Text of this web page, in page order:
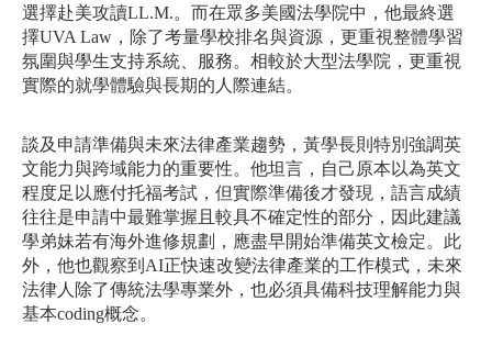
選擇赴美攻讀LL.M.。而在眾多美國法學院中，他最終選
擇UVA Law，除了考量學校排名與資源，更重視整體學習
氛圍與學生支持系統、服務。相較於大型法學院，更重視
實際的就學體驗與長期的人際連結。
談及申請準備與未來法律產業趨勢，黃學長則特別強調英
文能力與跨域能力的重要性。他坦言，自己原本以為英文
程度足以應付托福考試，但實際準備後才發現，語言成績
往往是申請中最難掌握且較具不確定性的部分，因此建議
學弟妹若有海外進修規劃，應盡早開始準備英文檢定。此
外，他也觀察到AI正快速改變法律產業的工作模式，未來
法律人除了傳統法學專業外，也必須具備科技理解能力與
基本coding概念。